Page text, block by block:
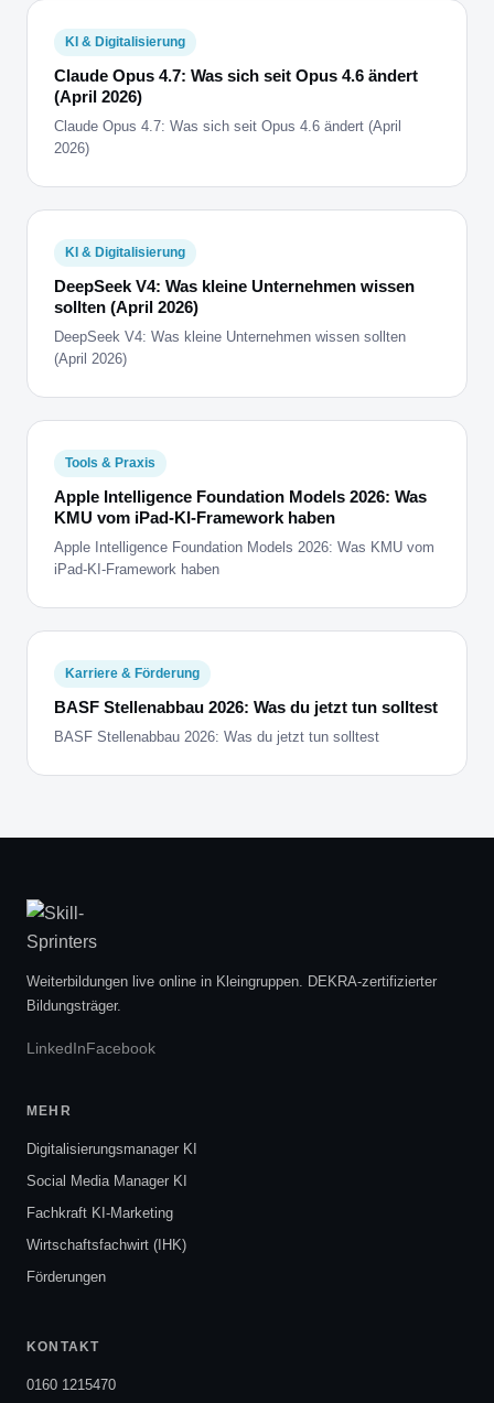
KI & Digitalisierung
Claude Opus 4.7: Was sich seit Opus 4.6 ändert
(April 2026)
Claude Opus 4.7: Was sich seit Opus 4.6 ändert (April
2026)
KI & Digitalisierung
DeepSeek V4: Was kleine Unternehmen wissen
sollten (April 2026)
DeepSeek V4: Was kleine Unternehmen wissen sollten
(April 2026)
Tools & Praxis
Apple Intelligence Foundation Models 2026: Was
KMU vom iPad-KI-Framework haben
Apple Intelligence Foundation Models 2026: Was KMU vom
iPad-KI-Framework haben
Karriere & Förderung
BASF Stellenabbau 2026: Was du jetzt tun solltest
BASF Stellenabbau 2026: Was du jetzt tun solltest
Weiterbildungen live online in Kleingruppen. DEKRA-zertifizierter
Bildungsträger.
LinkedInFacebook
MEHR
Digitalisierungsmanager KI
Social Media Manager KI
Fachkraft KI-Marketing
Wirtschaftsfachwirt (IHK)
Förderungen
KONTAKT
0160 1215470